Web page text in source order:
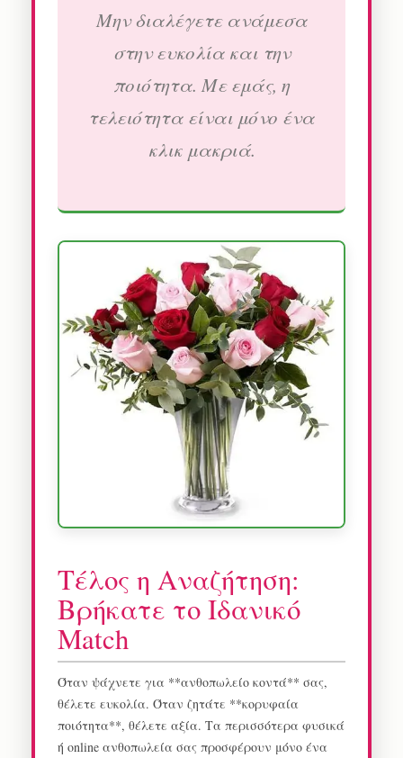
Μην διαλέγετε ανάμεσα
στην ευκολία και την
ποιότητα. Με εμάς, η
τελειότητα είναι μόνο ένα
κλικ μακριά.
Τέλος η Αναζήτηση:
Βρήκατε το Ιδανικό
Match
Όταν ψάχνετε για **ανθοπωλείο κοντά** σας,
θέλετε ευκολία. Όταν ζητάτε **κορυφαία
ποιότητα**, θέλετε αξία. Τα περισσότερα φυσικά
ή online ανθοπωλεία σας προσφέρουν μόνο ένα